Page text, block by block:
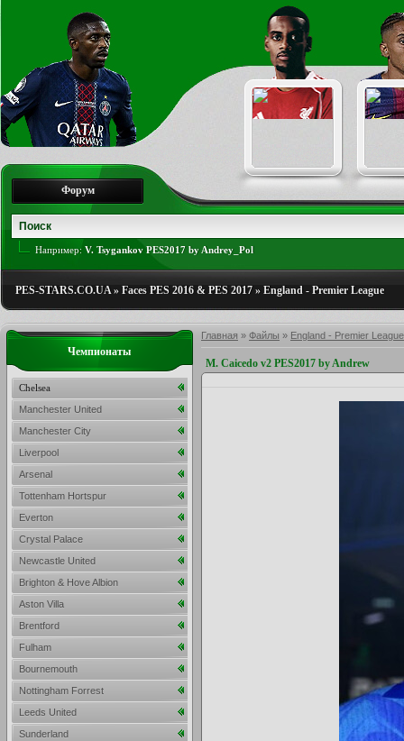
Форум
Например: V. Tsygankov PES2017 by Andrey_Pol
PES-STARS.CO.UA» Faces PES 2016 & PES 2017 » England - Premier League
Главная » Файлы » England - Premier League
M. Caicedo v2 PES2017 by Andrew
Чемпионаты
Chelsea
Manchester United
Manchester City
Liverpool
Arsenal
Tottenham Hortspur
Everton
Crystal Palace
Newcastle United
Brighton & Hove Albion
Aston Villa
Brentford
Fulham
Bournemouth
Nottingham Forrest
Leeds United
Sunderland